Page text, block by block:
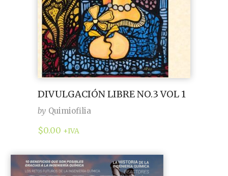
DIVULGACIÓN LIBRE NO.3 VOL 1
by Quimiofilia
$0.00 +IVA